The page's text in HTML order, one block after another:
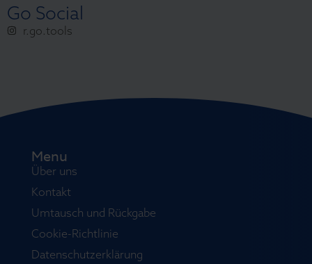
Go Social
r.go.tools
Menu
Über uns
Kontakt
Umtausch und Rückgabe
Cookie-Richtlinie
Datenschutzerklärung